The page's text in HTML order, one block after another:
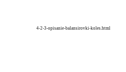
4-2-3-opisanie-balansirovki-koles.html